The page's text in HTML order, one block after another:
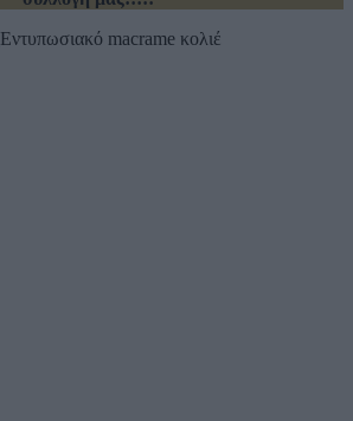
Εντυπωσιακό macrame κολιέ